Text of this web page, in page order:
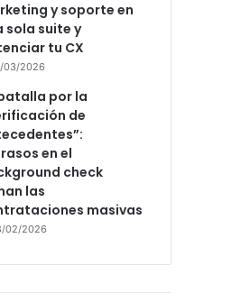
y soporte en
sola suite y
tu CX
03/2026
por la
de
en el
check
las
masivas
02/2026